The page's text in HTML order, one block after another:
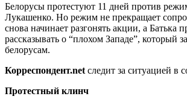
Белорусы протестуют 11 дней против
Лукашенко. Но режим не прекращает
снова начинает разгонять акции, а Батька
рассказывать о “плохом Западе”, который
белорусам.
Корреспондент.net следит за ситуацией в
Протестный клинч